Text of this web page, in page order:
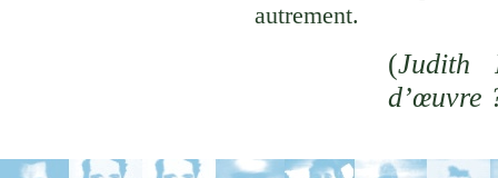
autrement.
(Judith
d’œuvre